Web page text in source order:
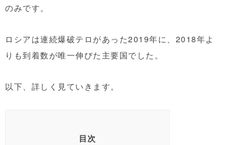
のみです。
ロシアは連続爆破テロがあった2019年に、2018年よ
りも到着数が唯一伸びた主要国でした。
以下、詳しく見ていきます。
目次